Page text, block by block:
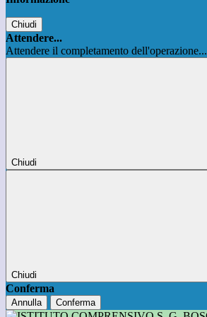
Chiudi
Attendere...
Attendere il completamento dell'operazione...
Chiudi
Chiudi
Conferma
Annulla Conferma